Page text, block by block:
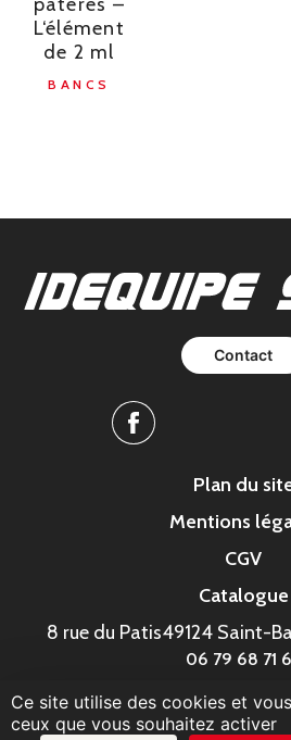
L‘élément
de 2 ml
BANCS
Contact
Facebook
Plan du
Mentions
CGV
Catalogue
8 rue du Patis49124 Saint-
06 79 68 71
© MonaGraphic
Ce site utilise des cookies et
ceux que vous souhaitez activer